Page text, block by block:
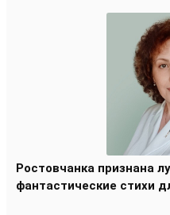
Ростовчанка признана
фантастические стихи